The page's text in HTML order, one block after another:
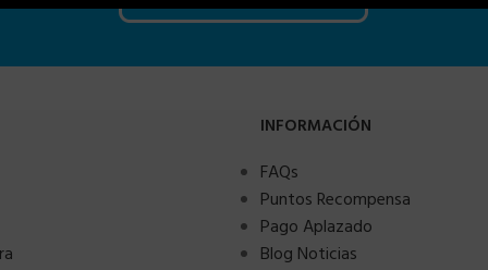
INFORMACIÓN
FAQs
Puntos Recompensa
Pago Aplazado
Blog Noticias